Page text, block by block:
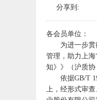
分享到:
各会员单位：
为进一步贯彻
管理，助力上海
知》》（沪质协
依据GB/T
上，经形式审